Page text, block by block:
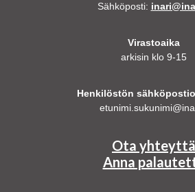
Sähköposti:
Virastoaika
arkisin klo 9-15
Henkilöstön
Ota yhteyttä
Anna